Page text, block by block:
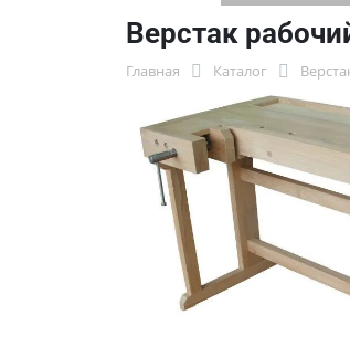
Верстак
Главная Каталог